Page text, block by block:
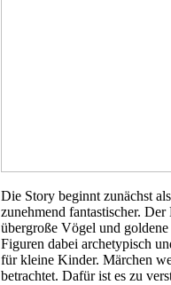
Die Story beginnt zunächst
zunehmend fantastischer.
übergroße Vögel und
Figuren dabei archetypisch
für kleine Kinder. Märchen
betrachtet. Dafür ist es zu